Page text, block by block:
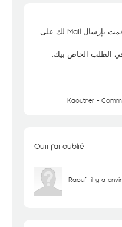
لضمان سرية معطيات الشخصية، قمت بإرسال Mail لك على
في الطلب الخاص بيك.
Kaouther -
Ouii j'ai oublié
Raouf il y a